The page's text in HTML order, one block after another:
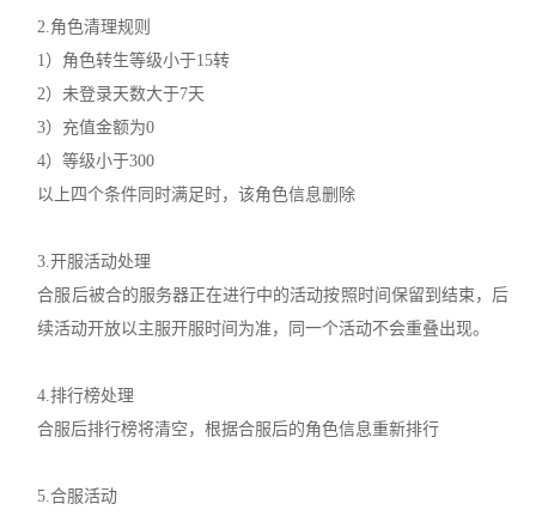
2.角色清理规则
1）角色转生等级小于15转
2）未登录天数大于7天
3）充值金额为0
4）等级小于300
以上四个条件同时满足时，该角色信息删除
3.开服活动处理
合服后被合的服务器正在进行中的活动按照时间保留到结束，后
续活动开放以主服开服时间为准，同一个活动不会重叠出现。
4.排行榜处理
合服后排行榜将清空，根据合服后的角色信息重新排行
5.合服活动